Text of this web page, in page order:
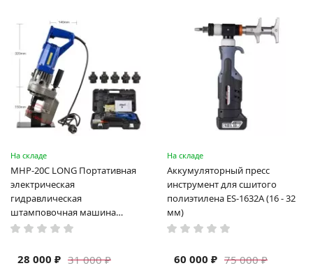
На складе
MHP-20C LONG Портативная
электрическая
гидравлическая
штамповочная машина
высокая мощность и мощный
машина
31 000 ₽
28 000 ₽
На складе
Аккумуляторный пресс
инструмент для сшитого
полиэтилена ES-1632A (16 - 32
мм)
75 000 ₽
60 000 ₽